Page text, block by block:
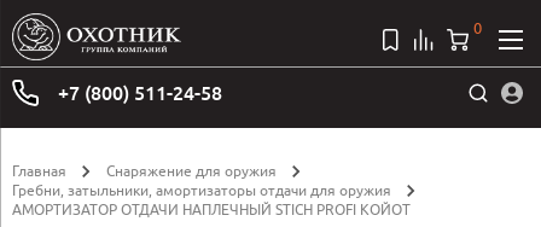
+7 (800) 511-24-58
0
Главная
Снаряжение для оружия
Гребни, затыльники, амортизаторы отдачи для оружия
АМОРТИЗАТОР ОТДАЧИ НАПЛЕЧНЫЙ STICH PROFI КОЙОТ